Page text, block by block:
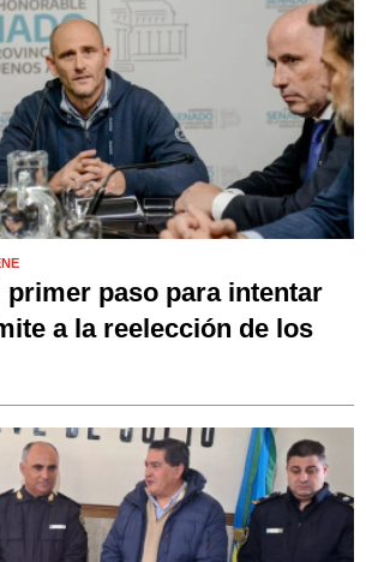
paso para intentar
a la reelección de los